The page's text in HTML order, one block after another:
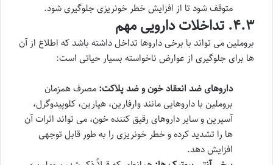
متوقف شود تا از افزایش خطر خونریزی جلوگیری شود.
۴.۳. تداخلات دارویی مهم
بروملین می تواند با برخی داروها تداخل داشته باشد که اطلاع از آن
ها برای جلوگیری از عوارض ناخواسته بسیار حیاتی است:
داروهای ضد انعقاد خون و ضد پلاکت: مصرف همزمان
بروملین با داروهایی مانند وارفارین، هپارین، کلوپیدوگرل،
آسپرین و سایر داروهای رقیق کننده خون، می تواند اثرات آن
ها را تشدید کرده و خطر خونریزی را به طور قابل توجهی
افزایش دهد.